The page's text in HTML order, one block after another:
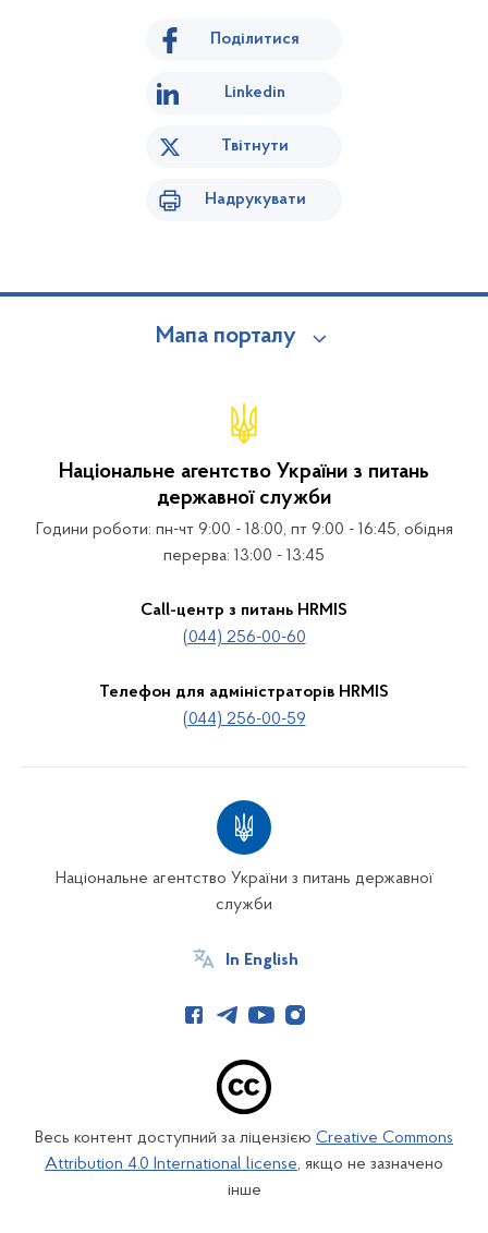
Поділитися
Linkedin
Твітнути
Надрукувати
Мапа порталу
Національне агентство України з питань
державної служби
Години роботи: пн-чт 9:00 - 18:00, пт 9:00 - 16:45, обідня
перерва: 13:00 - 13:45
Call-центр з питань HRMIS
(044) 256-00-60
Телефон для адміністраторів HRMIS
(044) 256-00-59
Національне агентство України з питань державної
служби
In English
Весь контент доступний за ліцензією Creative Commons
Attribution 4.0 International license, якщо не зазначено
інше